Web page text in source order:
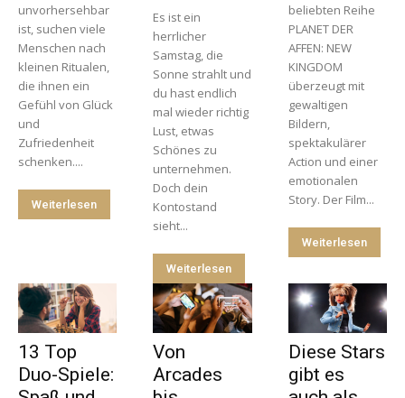
unvorhersehbar
ist, suchen viele
Menschen nach
kleinen Ritualen,
die ihnen ein
Gefühl von Glück
und
Zufriedenheit
schenken....
Weiterlesen
Es ist ein
herrlicher
Samstag, die
Sonne strahlt und
du hast endlich
mal wieder richtig
Lust, etwas
Schönes zu
unternehmen.
Doch dein
Kontostand
sieht...
Weiterlesen
beliebten Reihe
PLANET DER
AFFEN: NEW
KINGDOM
überzeugt mit
gewaltigen
Bildern,
spektakulärer
Action und einer
emotionalen
Story. Der Film...
Weiterlesen
13 Top
Duo-Spiele:
Von
Arcades
Diese Stars
gibt es